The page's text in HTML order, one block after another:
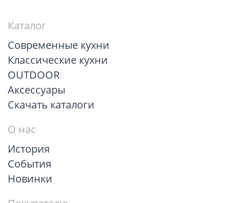
Каталог
Современные кухни
Классические кухни
OUTDOOR
Аксессуары
Скачать каталоги
О нас
История
События
Новинки